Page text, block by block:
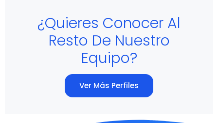
¿Quieres Conocer Al
Resto De Nuestro
Equipo?
Ver Más Perfiles